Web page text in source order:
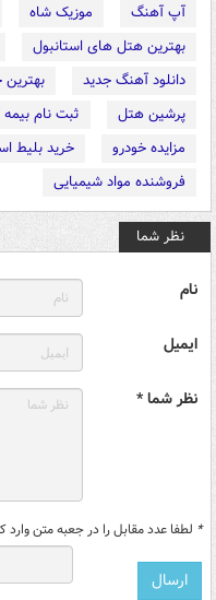
آپ آهنگ موزیک شاه
بهترین هتل های استانبول
دانلود آهنگ جدید
پرشین هتل
ثبت نام بیمه
مزایده خودرو
خرید بلیط
فروشنده مواد شیمیایی
نظر شما
نام
ایمیل
نظر شما *
* لطفا عدد مقابل را در جعبه متن وارد